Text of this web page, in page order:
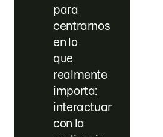
para
centrarnos
en lo
que
realmente
importa:
interactuar
con la